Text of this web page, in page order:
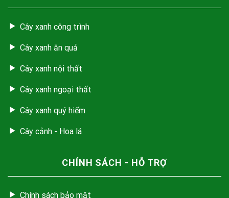
Cây xanh công trình
Cây xanh ăn quả
Cây xanh nội thất
Cây xanh ngoại thất
Cây xanh quý hiếm
Cây cảnh - Hoa lá
CHÍNH SÁCH - HỖ TRỢ
Chính sách bảo mật